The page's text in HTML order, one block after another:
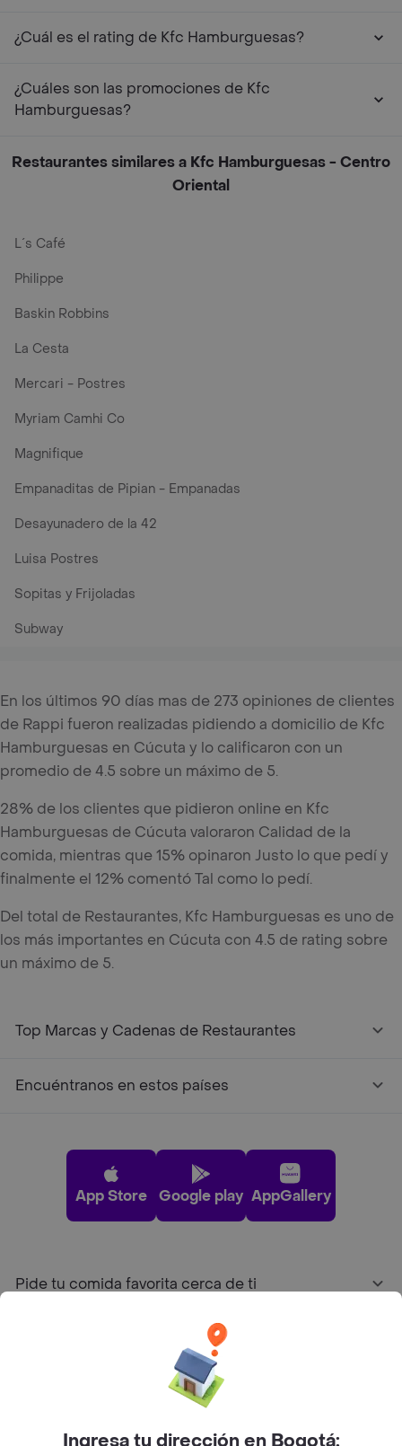
¿Cuál es el rating de Kfc Hamburguesas?
¿Cuáles son las promociones de Kfc
Hamburguesas?
Restaurantes similares a Kfc Hamburguesas - Centro
Oriental
L´s Café
Philippe
Baskin Robbins
La Cesta
Mercari - Postres
Myriam Camhi Co
Magnifique
Empanaditas de Pipian - Empanadas
Desayunadero de la 42
Luisa Postres
Sopitas y Frijoladas
Subway
En los últimos 90 días mas de 273 opiniones de clientes
de Rappi fueron realizadas pidiendo a domicilio de Kfc
Hamburguesas en Cúcuta y lo calificaron con un
promedio de 4.5 sobre un máximo de 5.
28% de los clientes que pidieron online en Kfc
Hamburguesas de Cúcuta valoraron Calidad de la
comida, mientras que 15% opinaron Justo lo que pedí y
finalmente el 12% comentó Tal como lo pedí.
Del total de Restaurantes, Kfc Hamburguesas es uno de
los más importantes en Cúcuta con 4.5 de rating sobre
un máximo de 5.
Top Marcas y Cadenas de Restaurantes
Encuéntranos en estos países
App Store Google play AppGallery
Pide tu comida favorita cerca de ti